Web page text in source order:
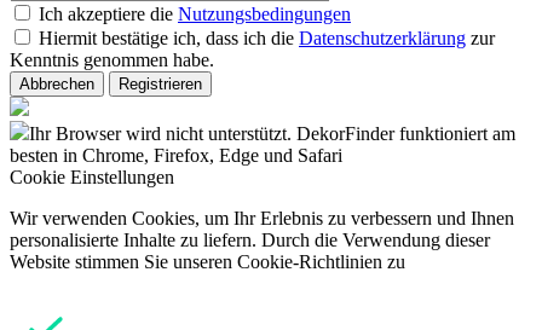
Ich akzeptiere die Nutzungsbedingungen
Hiermit bestätige ich, dass ich die Datenschutzerklärung zur
Kenntnis genommen habe.
Abbrechen Registrieren
Ihr Browser wird nicht unterstützt. DekorFinder funktioniert am
besten in Chrome, Firefox, Edge und Safari
Cookie Einstellungen
Wir verwenden Cookies, um Ihr Erlebnis zu verbessern und Ihnen
personalisierte Inhalte zu liefern. Durch die Verwendung dieser
Website stimmen Sie unseren Cookie-Richtlinien zu